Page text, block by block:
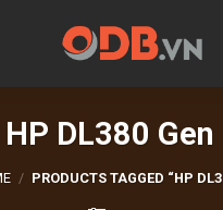
HP DL380 Gen
/ PRODUCTS TAGGED “HP